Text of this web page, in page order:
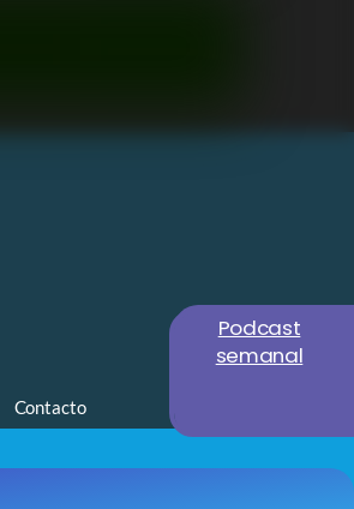
Contacto
Podcast
semanal